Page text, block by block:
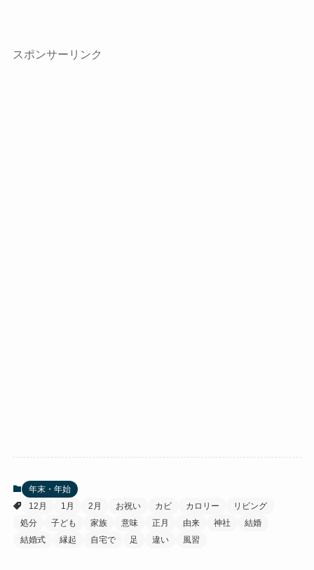
スポンサーリンク
年末・年始
12月
1月 2月 お祝い カビ カロリー
リビング
処分
子ども 家族 意味 正月 由来 神社
結婚
結婚式
縁起 自宅で 足 違い 風習